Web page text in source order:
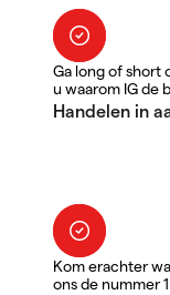
Ga long of short
u waarom IG de
Kom erachter
ons de nummer